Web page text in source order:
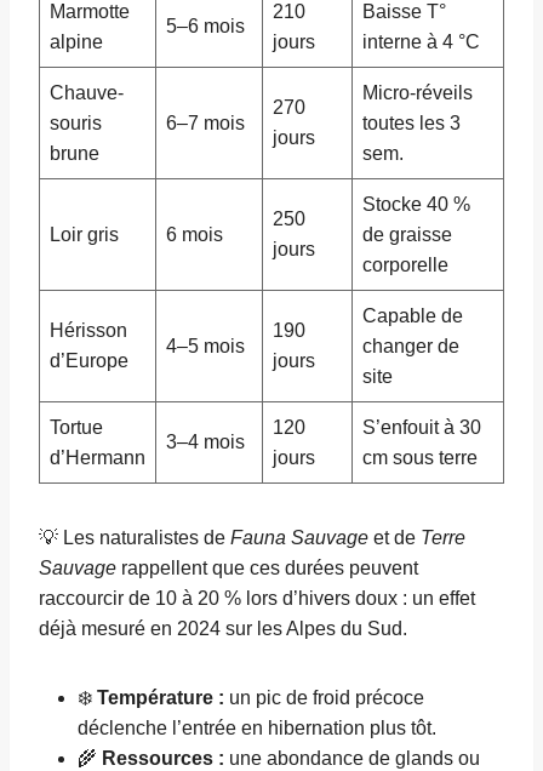
Marmotte
alpine
5–6 mois
210
jours
Baisse T°
interne à 4 °C
Chauve-
souris
brune
6–7 mois
270
jours
Micro-réveils
toutes les 3
sem.
Loir gris 6 mois
250
jours
Stocke 40 %
de graisse
corporelle
Hérisson
d’Europe
4–5 mois
190
jours
Capable de
changer de
site
Tortue
d’Hermann
3–4 mois
120
jours
S’enfouit à 30
cm sous terre
💡 Les naturalistes de Fauna Sauvage et de Terre
Sauvage rappellent que ces durées peuvent
raccourcir de 10 à 20 % lors d’hivers doux : un effet
déjà mesuré en 2024 sur les Alpes du Sud.
❄️ Température : un pic de froid précoce
déclenche l’entrée en hibernation plus tôt.
🌾 Ressources : une abondance de glands ou